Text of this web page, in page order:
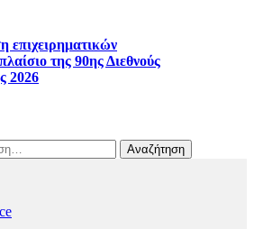
της 90ης Διεθνούς
2026